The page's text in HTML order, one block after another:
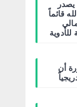
يصدر
قائماً
أن